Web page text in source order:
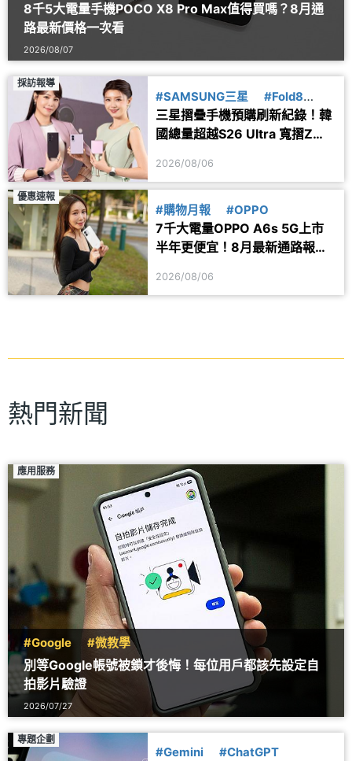
8千5大電量手機POCO X8 Pro Max值得買嗎？8月通
路最新價格一次看
2026/08/07
採訪報導
#SAMSUNG三星
#Fold8
#Flip8
三星摺疊手機預購刷新紀錄！韓
國總量超越S26 Ultra 寬摺Z
2026/08/06
優惠速報
#購物月報 #OPPO
7千大電量OPPO A6s 5G上市
半年更便宜！8月最新通路報價
2026/08/06
熱門新聞
應用服務
#Google #微教學
別等Google帳號被鎖才後悔！每位用戶都該先設定自
拍影片驗證
2026/07/27
專題企劃
#Gemini #ChatGPT